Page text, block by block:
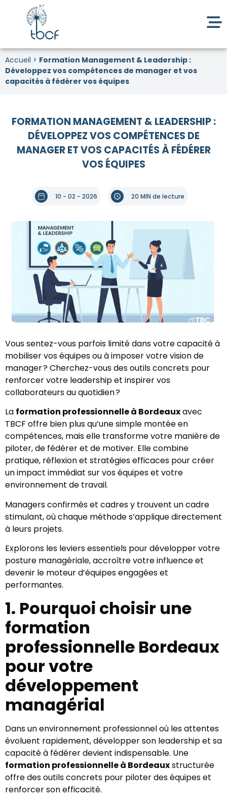
Accueil > Formation Management & Leadership :
Développez vos compétences de manager et vos
capacités à fédérer vos équipes
FORMATION MANAGEMENT & LEADERSHIP :
DÉVELOPPEZ VOS COMPÉTENCES DE
MANAGER ET VOS CAPACITÉS À FÉDÉRER
VOS ÉQUIPES
10 - 02 - 2026 20 MIN de lecture
Vous sentez-vous parfois limité dans votre capacité à
mobiliser vos équipes ou à imposer votre vision de
manager ? Cherchez-vous des outils concrets pour
renforcer votre leadership et inspirer vos
collaborateurs au quotidien ?
La formation professionnelle à Bordeauxavec
TBCF offre bien plus qu’une simple montée en
compétences, mais elle transforme votre manière de
piloter, de fédérer et de motiver. Elle combine
pratique, réflexion et stratégies efficaces pour créer
un impact immédiat sur vos équipes et votre
environnement de travail.
Managers confirmés et cadres y trouvent un cadre
stimulant, où chaque méthode s’applique directement
à leurs projets.
Explorons les leviers essentiels pour développer votre
posture managériale, accroître votre influence et
devenir le moteur d’équipes engagées et
performantes.
1. Pourquoi choisir une
formation
professionnelle Bordeaux
pour votre
développement
managérial
Dans un environnement professionnel où les attentes
évoluent rapidement, développer son leadership et sa
capacité à fédérer devient indispensable. Une
formation professionnelle à Bordeauxstructurée
offre des outils concrets pour piloter des équipes et
renforcer son efficacité.